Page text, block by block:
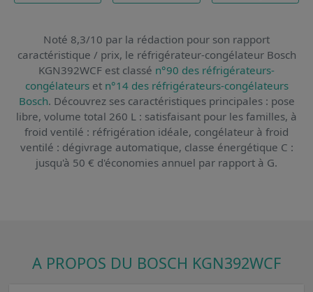
Noté 8,3/10 par la rédaction pour son rapport
caractéristique / prix, le réfrigérateur-congélateur Bosch
KGN392WCF est classé n°90 des réfrigérateurs-
congélateurset n°14 des réfrigérateurs-congélateurs
Bosch. Découvrez ses caractéristiques principales : pose
libre, volume total 260 L : satisfaisant pour les familles, à
froid ventilé : réfrigération idéale, congélateur à froid
ventilé : dégivrage automatique, classe énergétique C :
jusqu'à 50 € d'économies annuel par rapport à G.
A PROPOS DU BOSCH KGN392WCF